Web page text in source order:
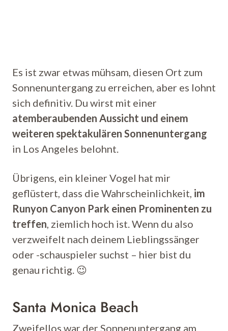
Es ist zwar etwas mühsam, diesen Ort zum
Sonnenuntergang zu erreichen, aber es lohnt
sich definitiv. Du wirst mit einer
atemberaubenden Aussicht und einem
weiteren spektakulären Sonnenuntergang
in Los Angeles belohnt.
Übrigens, ein kleiner Vogel hat mir
geflüstert, dass die Wahrscheinlichkeit, im
Runyon Canyon Park einen Prominenten zu
treffen , ziemlich hoch ist. Wenn du also
verzweifelt nach deinem Lieblingssänger
oder -schauspieler suchst – hier bist du
genau richtig. 😉
Santa Monica Beach
Zweifellos war der Sonnenuntergang am